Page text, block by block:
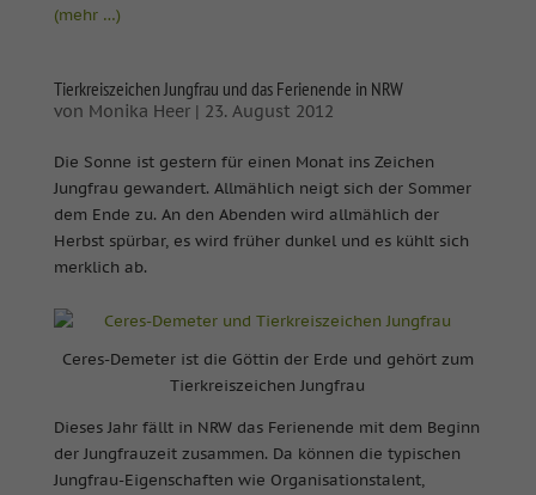
(mehr …)
Tierkreiszeichen Jungfrau und das Ferienende in NRW
von Monika Heer| 23. August 2012
Die Sonne ist gestern für einen Monat ins Zeichen
Jungfrau gewandert. Allmählich neigt sich der Sommer
dem Ende zu. An den Abenden wird allmählich der
Herbst spürbar, es wird früher dunkel und es kühlt sich
merklich ab.
Ceres-Demeter ist die Göttin der Erde und gehört zum
Tierkreiszeichen Jungfrau
Dieses Jahr fällt in NRW das Ferienende mit dem Beginn
der Jungfrauzeit zusammen. Da können die typischen
Jungfrau-Eigenschaften wie Organisationstalent,